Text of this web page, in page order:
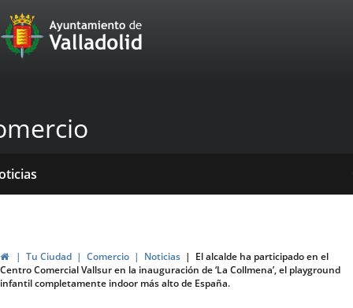
Portal
Web
Ayuntamiento
de
Valladolid
InicioTu Ciudad Comercio Noticias
El alcalde ha participado en el
Centro Comercial Vallsur en la inauguración de ‘La Collmena’, el playground
infantil completamente indoor más alto de España.